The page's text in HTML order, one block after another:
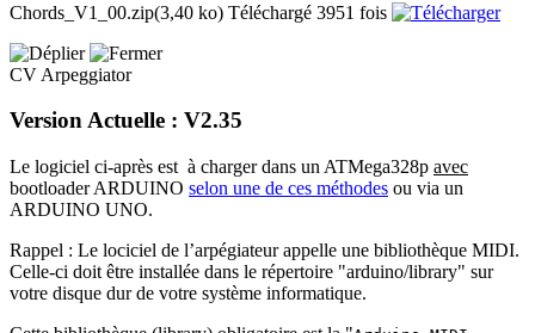
Chords_V1_00.zip(3,40 ko) Téléchargé 3951 fois
CV Arpeggiator
Version Actuelle : V2.35
Le logiciel ci-après est à charger dans un ATMega328p avec
bootloader ARDUINO selon une de ces méthodes ou via un
ARDUINO UNO.
Rappel : Le lociciel de l’arpégiateur appelle une bibliothèque MIDI.
Celle-ci doit être installée dans le répertoire "arduino/library" sur
votre disque dur de votre système informatique.